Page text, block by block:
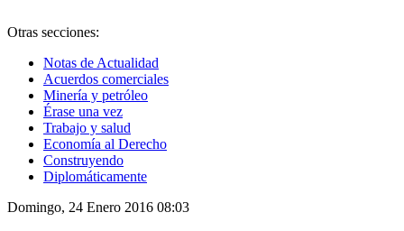
Otras secciones:
Notas de Actualidad
Acuerdos comerciales
Minería y petróleo
Érase una vez
Trabajo y salud
Economía al Derecho
Construyendo
Diplomáticamente
Domingo, 24 Enero 2016 08:03